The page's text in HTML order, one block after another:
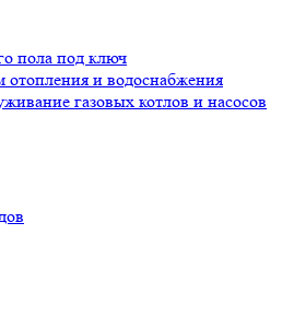
пола под ключ
отопления и водоснабжения
газовых котлов и насосов